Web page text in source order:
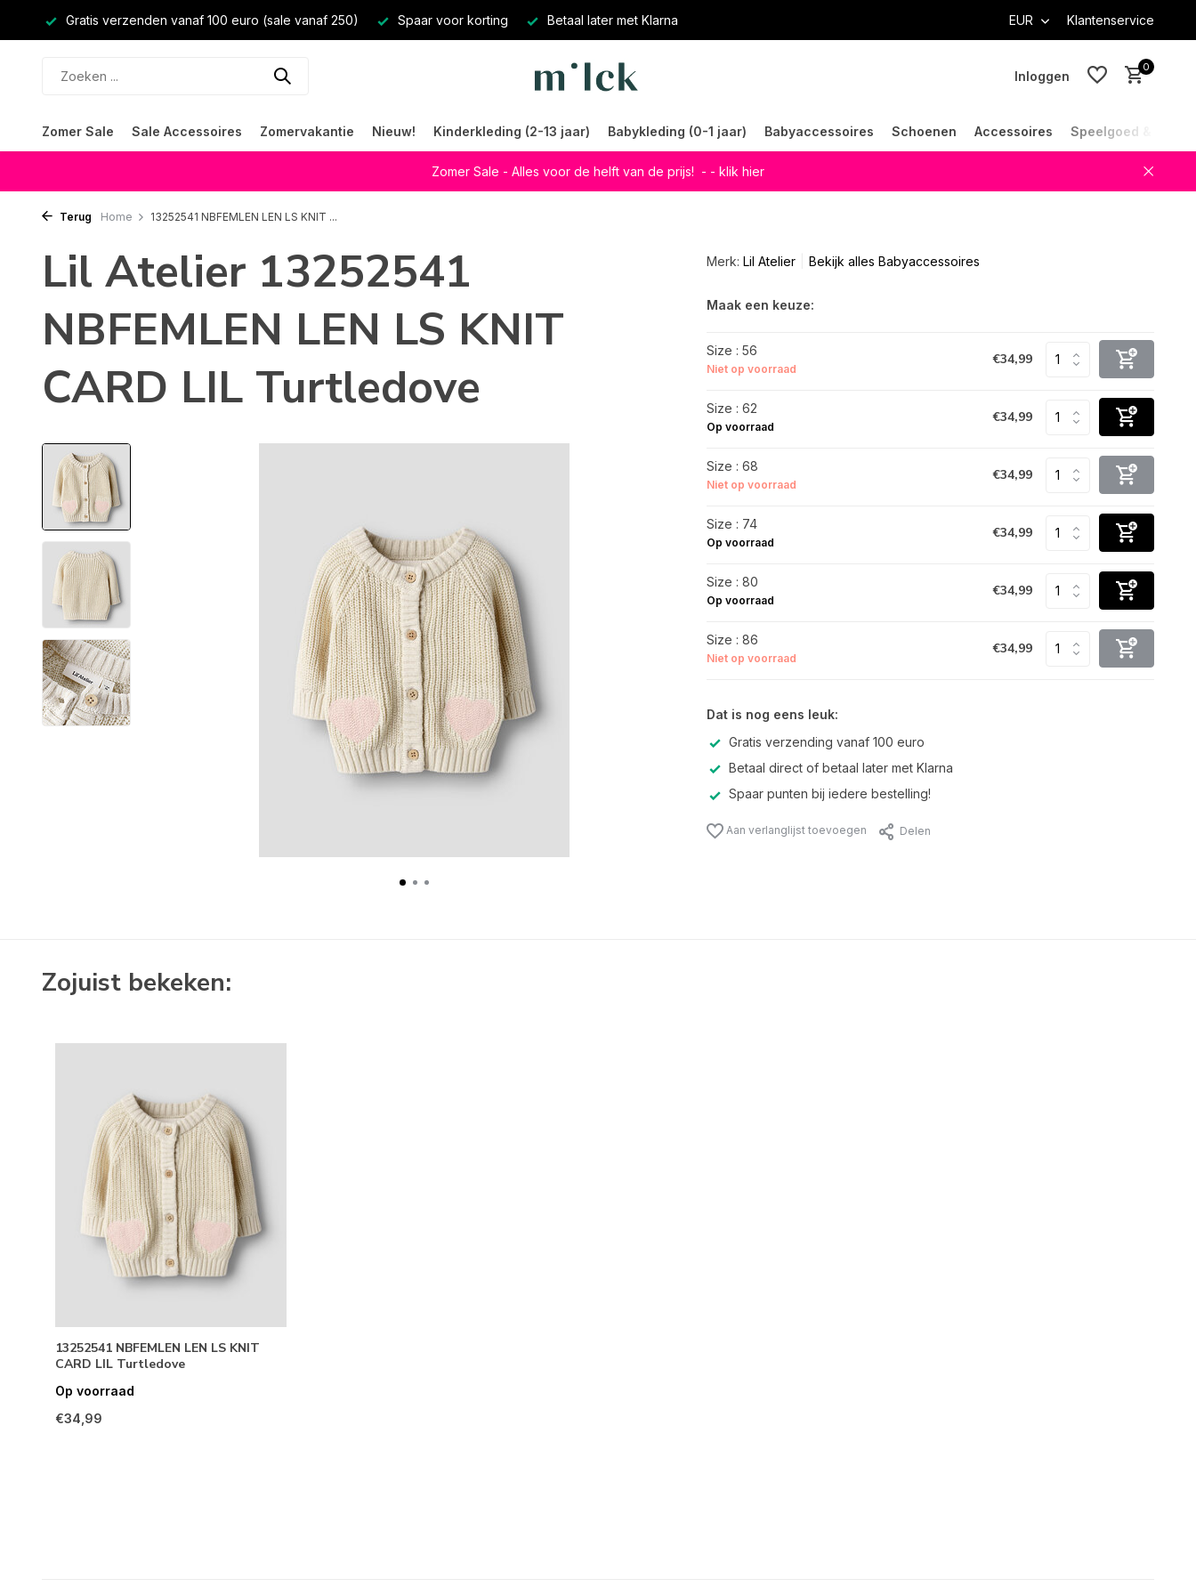
Gratis verzenden vanaf 100 euro (sale vanaf 250) Spaar voor korting Betaal later met Klarna EUR Klantenservice
Inloggen
0
Zomer Sale Sale Accessoires Zomervakantie Nieuw! Kinderkleding (2-13 jaar) Babykleding (0-1 jaar) Babyaccessoires Schoenen Accessoires Speelgoed &
Zomer Sale - Alles voor de helft van de prijs! - - klik hier
Terug Home 13252541 NBFEMLEN LEN LS KNIT ...
Lil Atelier 13252541
NBFEMLEN LEN LS KNIT
CARD LIL Turtledove
Merk: Lil Atelier Bekijk alles Babyaccessoires
Maak een keuze:
Size : 56
Niet op voorraad
€34,99
Size : 62
Op voorraad
€34,99
Size : 68
Niet op voorraad
€34,99
Size : 74
Op voorraad
€34,99
Size : 80
Op voorraad
€34,99
Size : 86
Niet op voorraad
€34,99
Dat is nog eens leuk:
Gratis verzending vanaf 100 euro
Betaal direct of betaal later met Klarna
Spaar punten bij iedere bestelling!
Aan verlanglijst toevoegen Delen
Zojuist bekeken:
13252541 NBFEMLEN LEN LS KNIT
CARD LIL Turtledove
Op voorraad
€34,99